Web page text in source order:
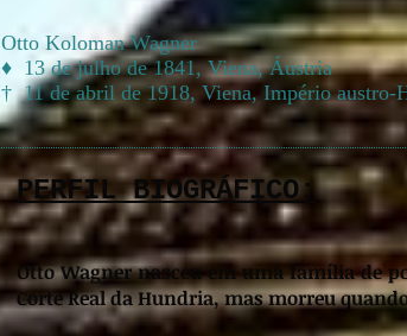
Otto Koloman Wagner
♦ 13 de julho de 1841, Viena, Áustria
†11 de abril de 1918, Viena, Império austro-
PERFIL BIOGRÁFICO:
Otto Wagner nasceu em uma família de
Corte Real da Hundria, mas morreu